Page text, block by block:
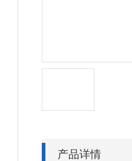
产品详情